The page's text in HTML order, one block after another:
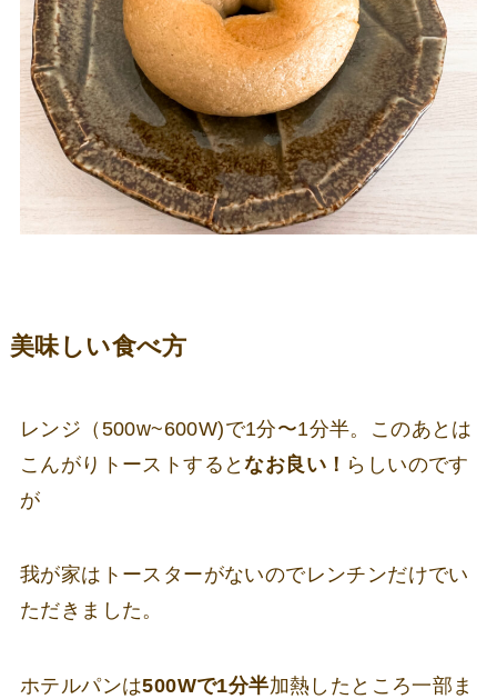
美味しい食べ方
レンジ（500w~600W)で1分〜1分半。このあとは
こんがりトーストするとなお良い！ らしいのです
が
我が家はトースターがないのでレンチンだけでい
ただきました。
ホテルパンは500Wで1分半加熱したところ一部ま